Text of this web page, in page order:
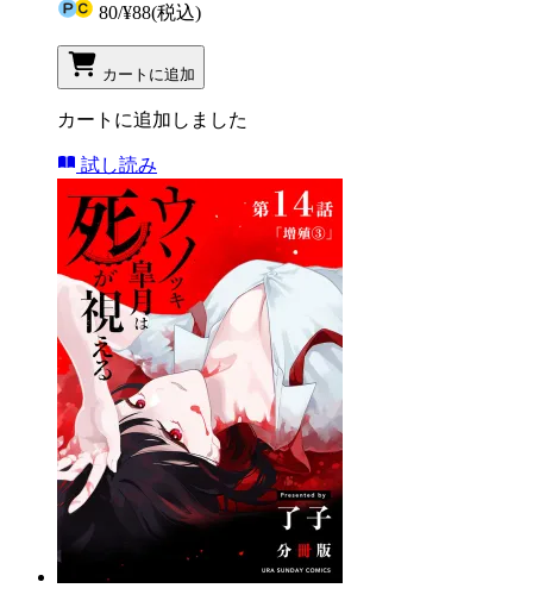
80/¥88(税込)
カートに追加
カートに追加しました
試し読み